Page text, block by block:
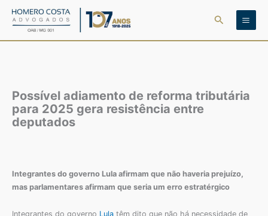
para
Pesquisar
Possível adiamento de reforma tributária
para 2025 gera resistência entre
deputados
Integrantes do governo Lula afirmam que não haveria prejuízo,
mas parlamentares afirmam que seria um erro estratérgico
Integrantes do governo Lula têm dito que não há necessidade de